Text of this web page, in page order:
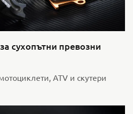
сухопътни превозни
ATV и скутери